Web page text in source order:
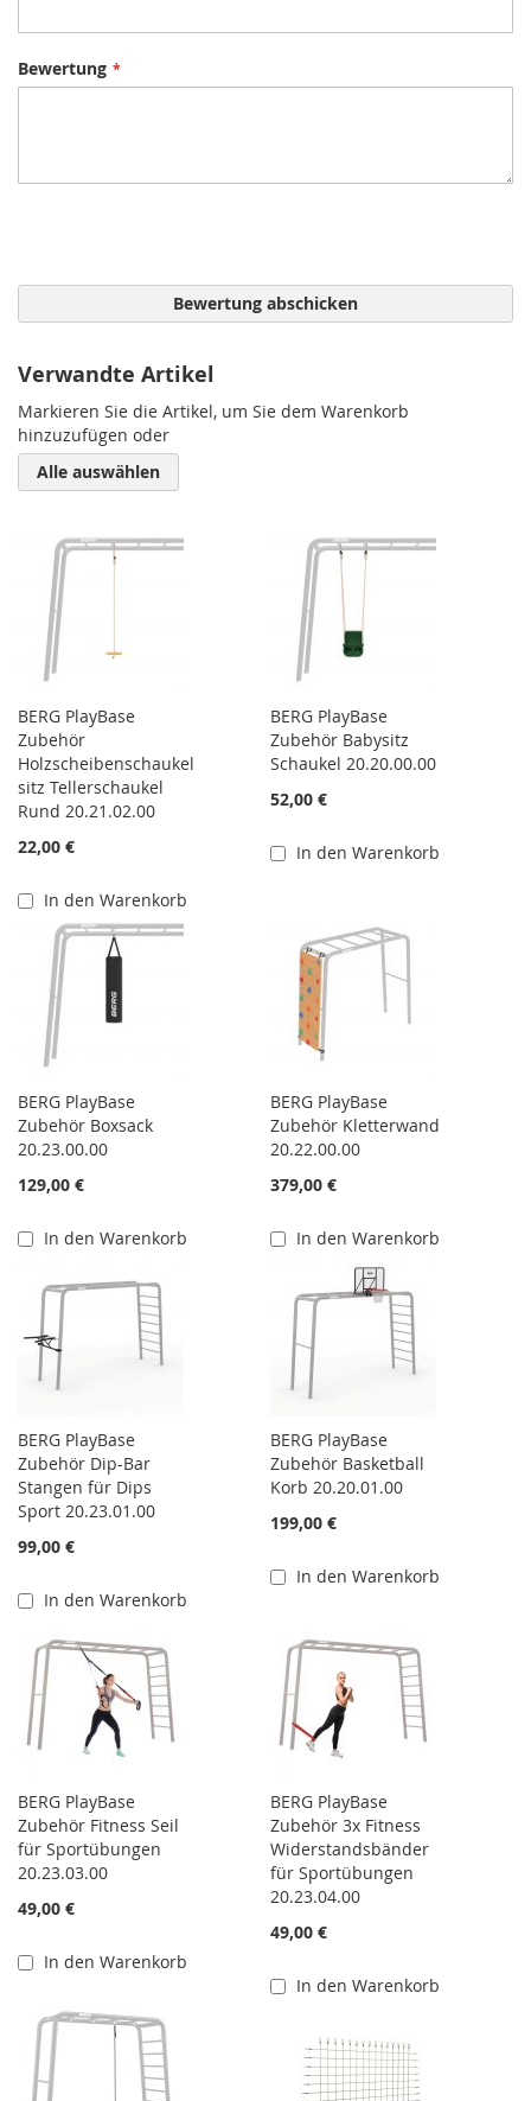
Bewertung
Bewertung abschicken
Verwandte Artikel
Markieren Sie die Artikel, um Sie dem Warenkorb
hinzuzufügen oder
Alle auswählen
BERG PlayBase
Zubehör
Holzscheibenschaukel
sitz Tellerschaukel
Rund 20.21.02.00
22,00 €
In den Warenkorb
BERG PlayBase
Zubehör Babysitz
Schaukel 20.20.00.00
52,00 €
In den Warenkorb
BERG PlayBase
Zubehör Boxsack
20.23.00.00
129,00 €
In den Warenkorb
BERG PlayBase
Zubehör Kletterwand
20.22.00.00
379,00 €
In den Warenkorb
BERG PlayBase
Zubehör Dip-Bar
Stangen für Dips
Sport 20.23.01.00
99,00 €
In den Warenkorb
BERG PlayBase
Zubehör Basketball
Korb 20.20.01.00
199,00 €
In den Warenkorb
BERG PlayBase
Zubehör Fitness Seil
für Sportübungen
20.23.03.00
49,00 €
In den Warenkorb
BERG PlayBase
Zubehör 3x Fitness
Widerstandsbänder
für Sportübungen
20.23.04.00
49,00 €
In den Warenkorb